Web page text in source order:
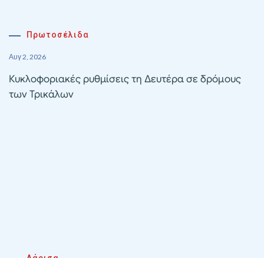
Πρωτοσέλιδα
Αυγ 2, 2026
Κυκλοφοριακές ρυθμίσεις τη Δευτέρα σε δρόμους
των Τρικάλων